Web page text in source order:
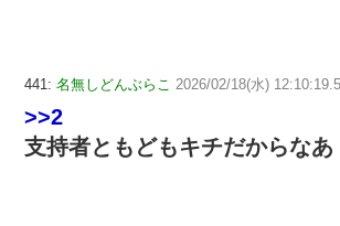
441: 名無しどんぶらこ 2026/02/18(水)
>>2
支持者ともどもキチだからなあ